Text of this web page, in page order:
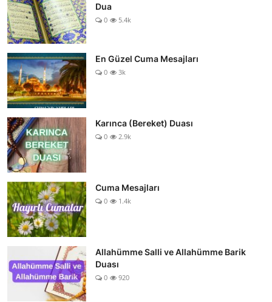
Dua
0 5.4k
En Güzel Cuma Mesajları
0 3k
Karınca (Bereket) Duası
0 2.9k
Cuma Mesajları
0 1.4k
Allahümme Salli ve Allahümme Barik
Duası
0 920